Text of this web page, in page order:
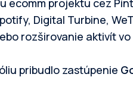
ecomm projektu cez
Digital Turbine,
rozširovanie aktivít
pribudlo zastúpenie